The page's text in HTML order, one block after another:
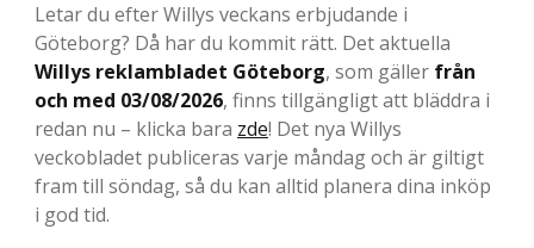
Letar du efter Willys veckans erbjudande i
Göteborg? Då har du kommit rätt. Det aktuella
Willys reklambladet Göteborg, som gäller från
och med 03/08/2026, finns tillgängligt att bläddra i
redan nu – klicka bara zde! Det nya Willys
veckobladet publiceras varje måndag och är giltigt
fram till söndag, så du kan alltid planera dina inköp
i god tid.